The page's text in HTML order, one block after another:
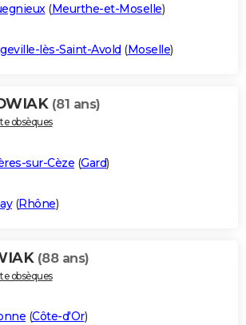
(Meurthe-et-Moselle)
lès-Saint-Avold (Moselle)
(81 ans)
obsèques
sur-Cèze (Gard)
(Rhône)
(88 ans)
obsèques
(Côte-d'Or)